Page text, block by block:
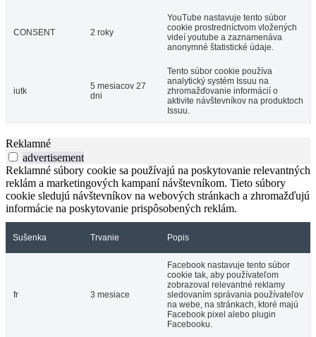
CONSENT 2 roky
YouTube nastavuje tento súbor
cookie prostredníctvom vložených
videí youtube a zaznamenáva
anonymné štatistické údaje.
iutk
5 mesiacov 27
dni
Tento súbor cookie používa
analytický systém Issuu na
zhromažďovanie informácií o
aktivite návštevníkov na produktoch
Issuu.
Reklamné
advertisement
Reklamné súbory cookie sa používajú na poskytovanie relevantných
reklám a marketingových kampaní návštevníkom. Tieto súbory
cookie sledujú návštevníkov na webových stránkach a zhromažďujú
informácie na poskytovanie prispôsobených reklám.
Sušenka Trvanie Popis
fr 3 mesiace
Facebook nastavuje tento súbor
cookie tak, aby používateľom
zobrazoval relevantné reklamy
sledovaním správania používateľov
na webe, na stránkach, ktoré majú
Facebook pixel alebo plugin
Facebooku.